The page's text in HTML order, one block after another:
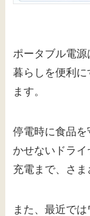
ポータブル電
暮らしを便利
ます。
停電時に食品
かせないドラ
充電まで、さま
また、最近で